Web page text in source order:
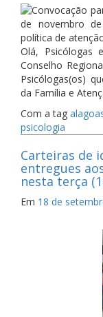
Olá, Psicólogas
Conselho
Psicólogas(os)
da Família e
Com a tag
psicologia
Carteiras de
entregues
nesta terça
Em 18 de